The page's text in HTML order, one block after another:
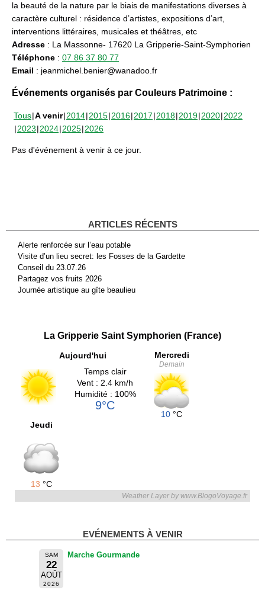
la beauté de la nature par le biais de manifestations diverses à
caractère culturel : résidence d’artistes, expositions d’art,
interventions littéraires, musicales et théâtres, etc
Adresse : La Massonne- 17620 La Gripperie-Saint-Symphorien
Téléphone : 07 86 37 80 77
Email : jeanmichel.benier@wanadoo.fr
Événements organisés par Couleurs Patrimoine :
Tous A venir 2014 2015 2016 2017 2018 2019 2020 2022
2023 2024 2025 2026
Pas d'événement à venir à ce jour.
ARTICLES RÉCENTS
Alerte renforcée sur l’eau potable
Visite d’un lieu secret: les Fosses de la Gardette
Conseil du 23.07.26
Partagez vos fruits 2026
Journée artistique au gîte beaulieu
La Gripperie Saint Symphorien (France)
Aujourd'hui
Temps clair
Vent : 2.4 km/h
Humidité : 100%
9°C
Mercredi
Demain
10 °C
Jeudi
13 °C
Weather Layer by www.BlogoVoyage.fr
EVÉNEMENTS À VENIR
SAM
22
AOÛT
2026
Marche Gourmande